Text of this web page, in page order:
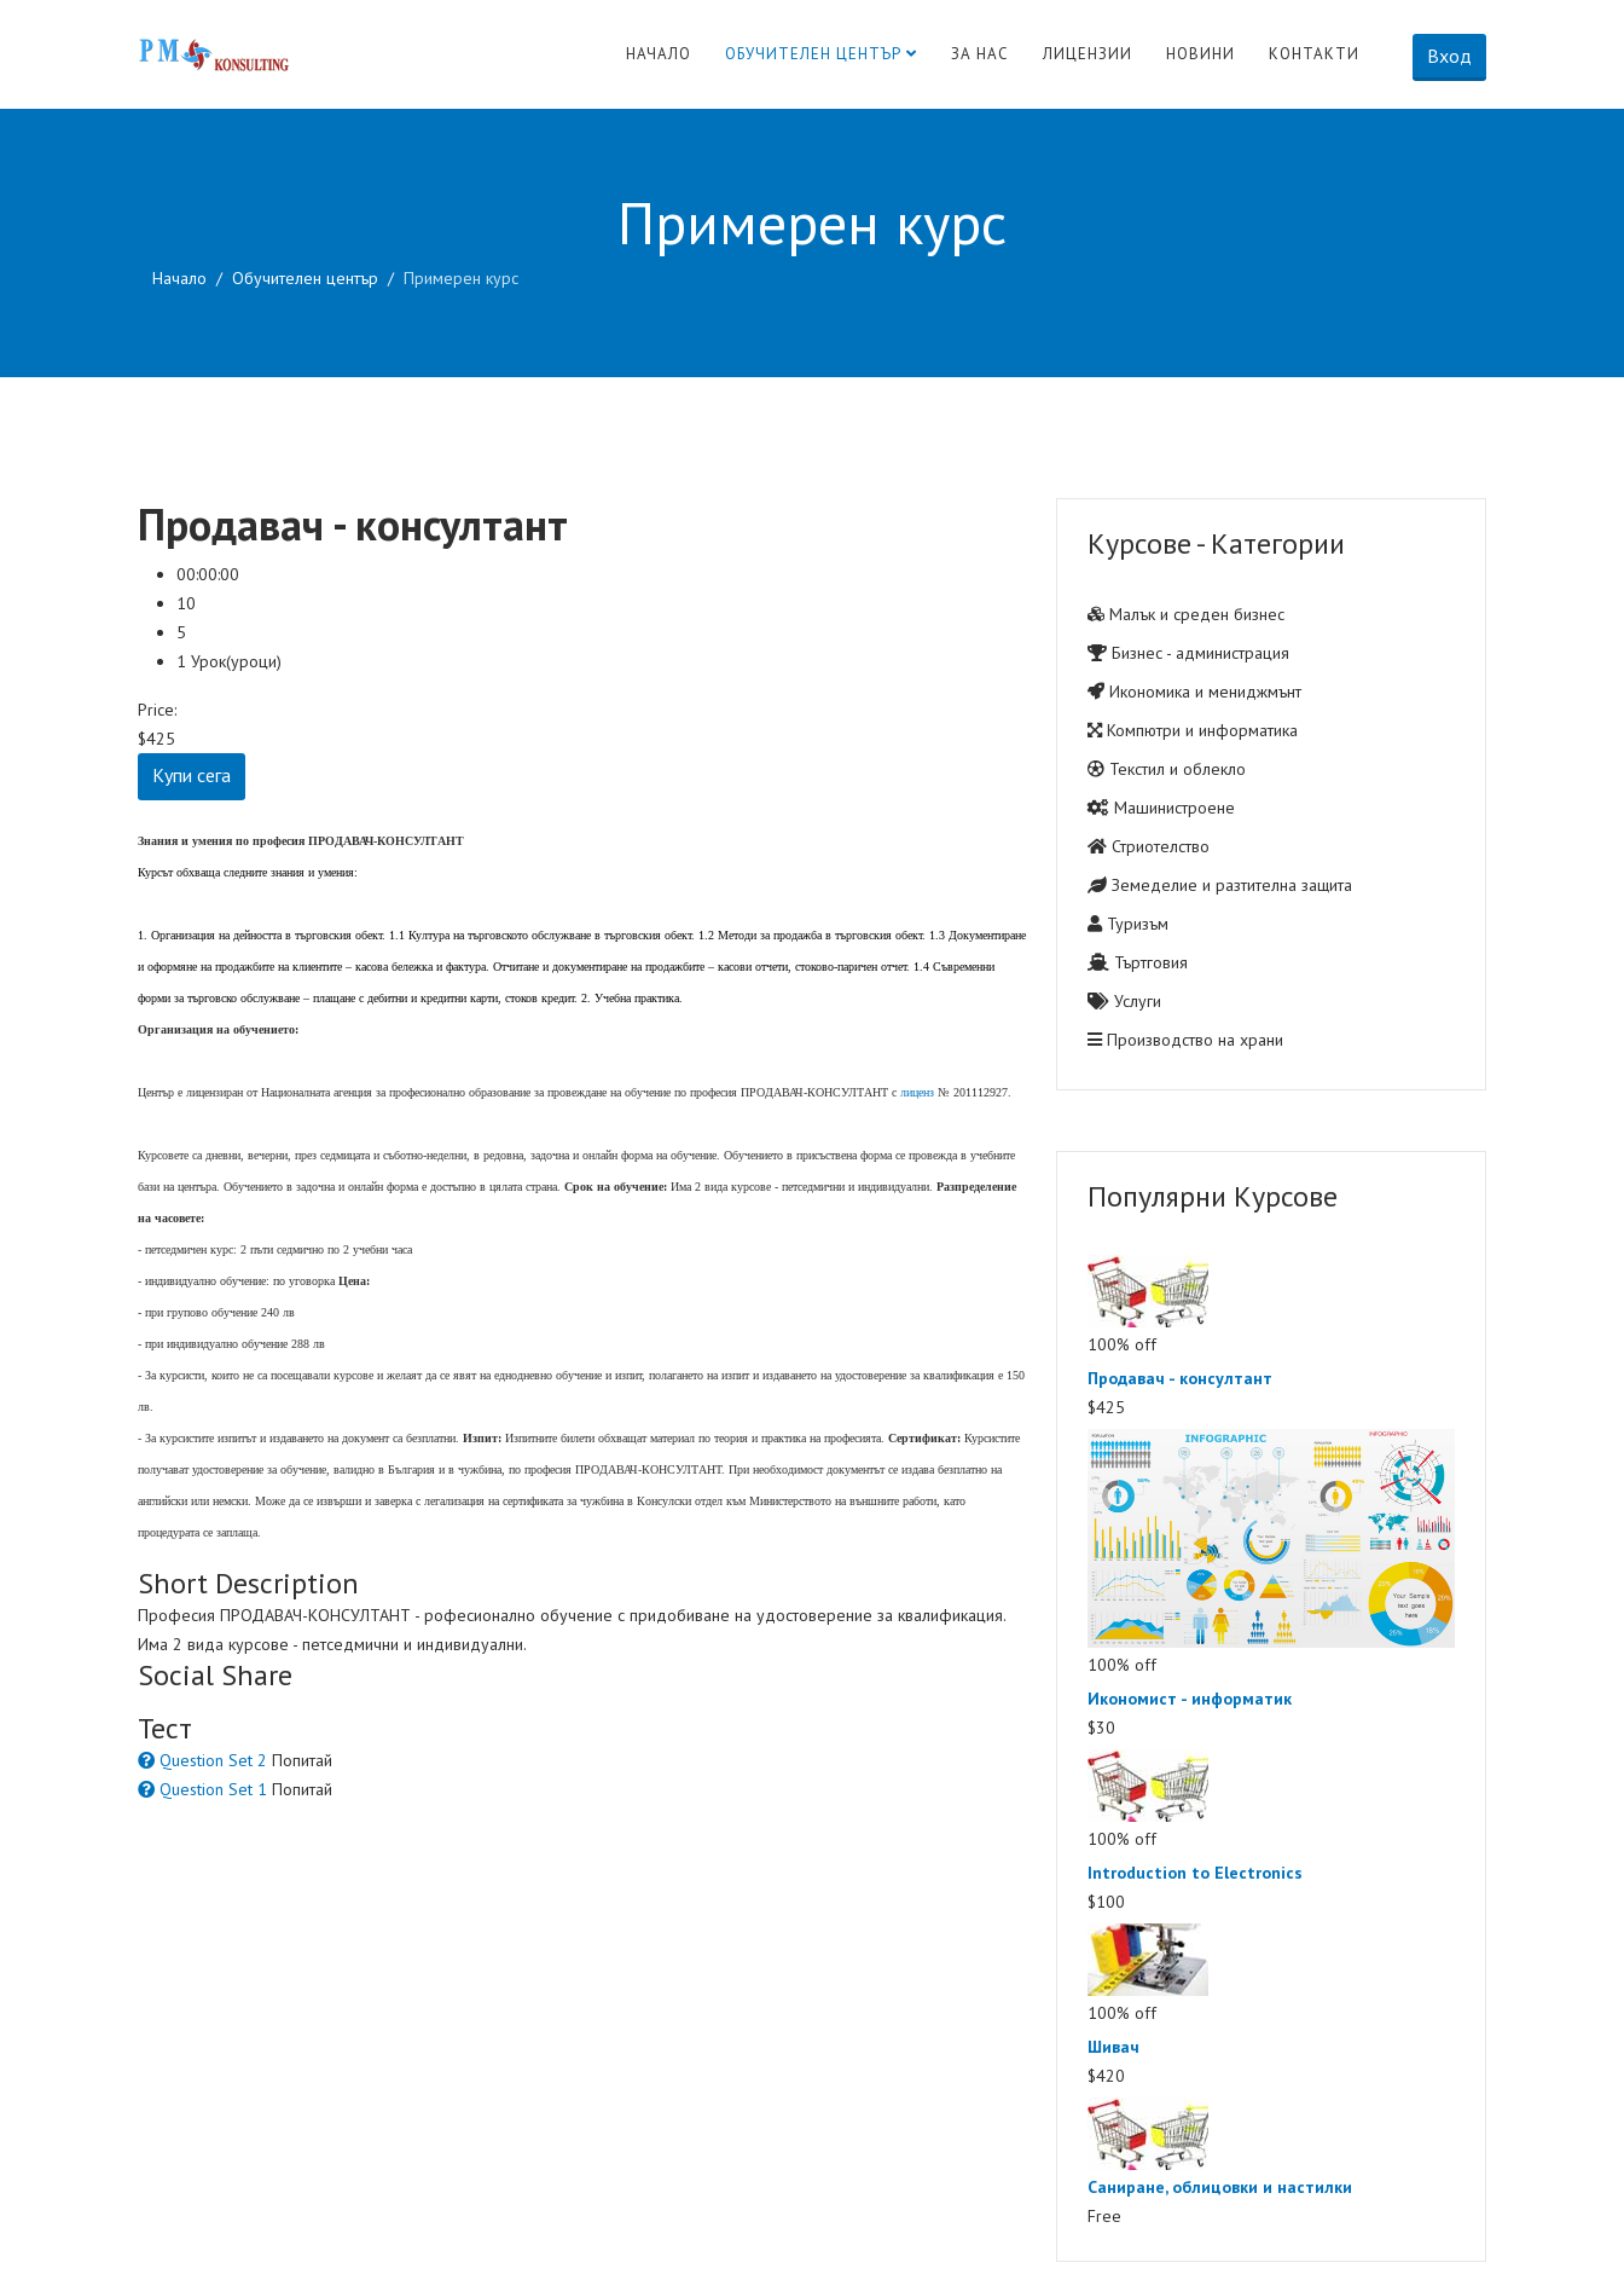
Вход
НАЧАЛО ОБУЧИТЕЛЕН ЦЕНТЪР ЗА НАС ЛИЦЕНЗИИ НОВИНИ КОНТАКТИ
Примерен курс
Начало Обучителен център Примерен курс
Продавач - консултант
00:00:00
10
5
1 Урок(уроци)
Price:
$425
Купи сега
Знания и умения по професия ПРОДАВАЧ-КОНСУЛТАНТ
Курсът обхваща следните знания и умения:
1. Организация на дейността в търговския обект. 1.1 Култура на търговското обслужване в търговския обект. 1.2 Методи за продажба в търговския обект. 1.3 Документиране
и оформяне на продажбите на клиентите – касова бележка и фактура. Отчитане и документиране на продажбите – касови отчети, стоково-паричен отчет. 1.4 Съвременни
форми за търговско обслужване – плащане с дебитни и кредитни карти, стоков кредит. 2. Учебна практика.
Организация на обучението:
Център е лицензиран от Националната агенция за професионално образование за провеждане на обучение по професия ПРОДАВАЧ-КОНСУЛТАНТ с лиценз № 201112927.
Курсовете са дневни, вечерни, през седмицата и съботно-неделни, в редовна, задочна и онлайн форма на обучение. Обучението в присъствена форма се провежда в учебните
бази на центъра. Обучението в задочна и онлайн форма е достъпно в цялата страна. Срок на обучение: Има 2 вида курсове - петседмични и индивидуални. Разпределение
на часовете:
- петседмичен курс: 2 пъти седмично по 2 учебни часа
- индивидуално обучение: по уговорка Цена:
- при групово обучение 240 лв
- при индивидуално обучение 288 лв
- За курсисти, които не са посещавали курсове и желаят да се явят на еднодневно обучение и изпит, полагането на изпит и издаването на удостоверение за квалификация е 150
лв.
- За курсистите изпитът и издаването на документ са безплатни. Изпит: Изпитните билети обхващат материал по теория и практика на професията. Сертификат: Курсистите
получават удостоверение за обучение, валидно в България и в чужбина, по професия ПРОДАВАЧ-КОНСУЛТАНТ. При необходимост документът се издава безплатно на
английски или немски. Може да се извърши и заверка с легализация на сертификата за чужбина в Консулски отдел към Министерството на външните работи, като
процедурата се заплаща.
Short Description
Професия ПРОДАВАЧ-КОНСУЛТАНТ - рофесионално обучение с придобиване на удостоверение за квалификация.
Има 2 вида курсове - петседмични и индивидуални.
Social Share
Тест
Question Set 2 Попитай
Question Set 1 Попитай
Курсове - Категории
Малък и среден бизнес
Бизнес - администрация
Икономика и мениджмънт
Компютри и информатика
Текстил и облекло
Машинистроене
Стриотелство
Земеделие и разтителна защита
Туризъм
Търтговия
Услуги
Производство на храни
Популярни Курсове
100% off
Продавач - консултант
$425
100% off
Икономист - информатик
$30
100% off
Introduction to Electronics
$100
100% off
Шивач
$420
Саниране, облицовки и настилки
Free